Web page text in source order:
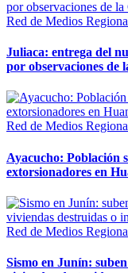
Red de Medios
Juliaca: entrega del
por observaciones de
Red de Medios
Ayacucho: Población
extorsionadores en
Red de Medios
Sismo en Junín: